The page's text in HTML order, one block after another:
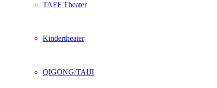
TAFF Theater
Kindertheater
QIGONG/TAIJI